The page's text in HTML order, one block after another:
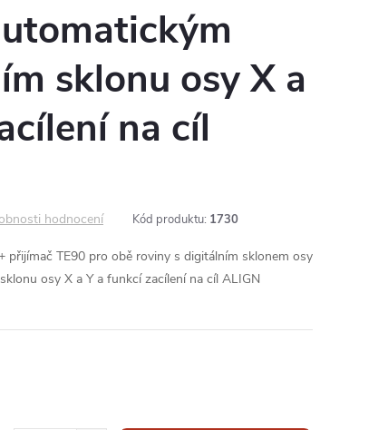
sklonu osy X a
na cíl
hodnocení Kód produktu: 1730
přijímač TE90 pro obě roviny s digitálním sklonem osy
osy X a Y a funkcí zacílení na cíl ALIGN